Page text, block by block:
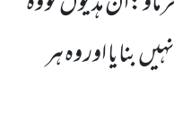
بنایا اور وہ ہر